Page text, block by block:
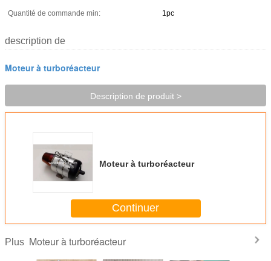
Quantité de commande min: 1pc
description de
Moteur à turboréacteur
Description de produit >
Moteur à turboréacteur
Continuer
Plus Moteur à turboréacteur